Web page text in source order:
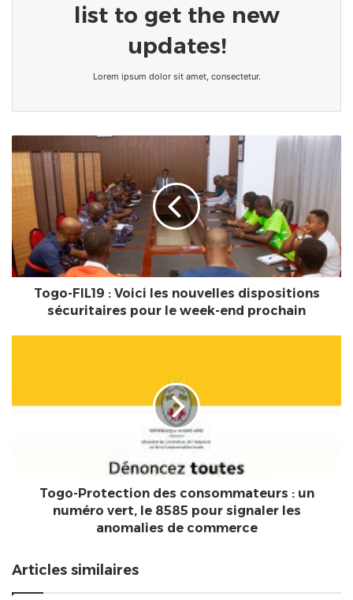
list to get the new
updates!
Lorem ipsum dolor sit amet, consectetur.
FIL19
Voici
les
nouvelles
dispositions
sécuritaires
pour
Togo-FIL19 : Voici les nouvelles dispositions
sécuritaires pour le week-end prochain
:
de
commerce
Togo-Protection des consommateurs : un
numéro vert, le 8585 pour signaler les
anomalies de commerce
Articles similaires